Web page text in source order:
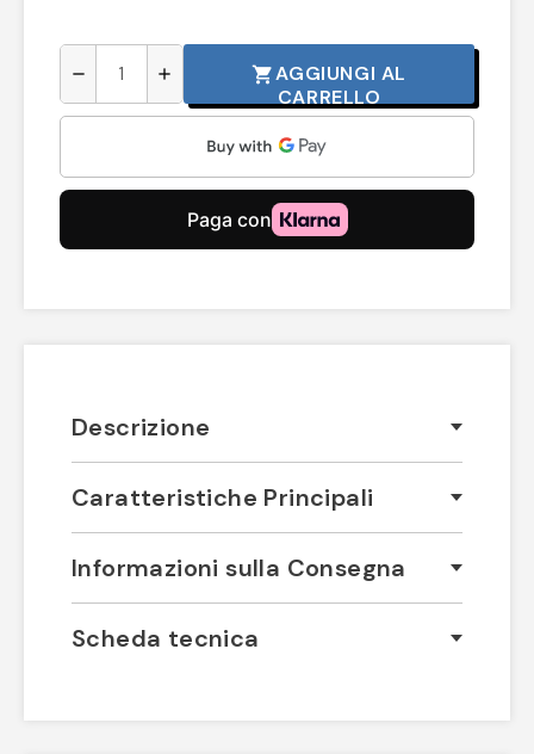
remove add shopping_cartAGGIUNGI AL
CARRELLO
Descrizione
Caratteristiche Principali
Informazioni sulla Consegna
Scheda tecnica